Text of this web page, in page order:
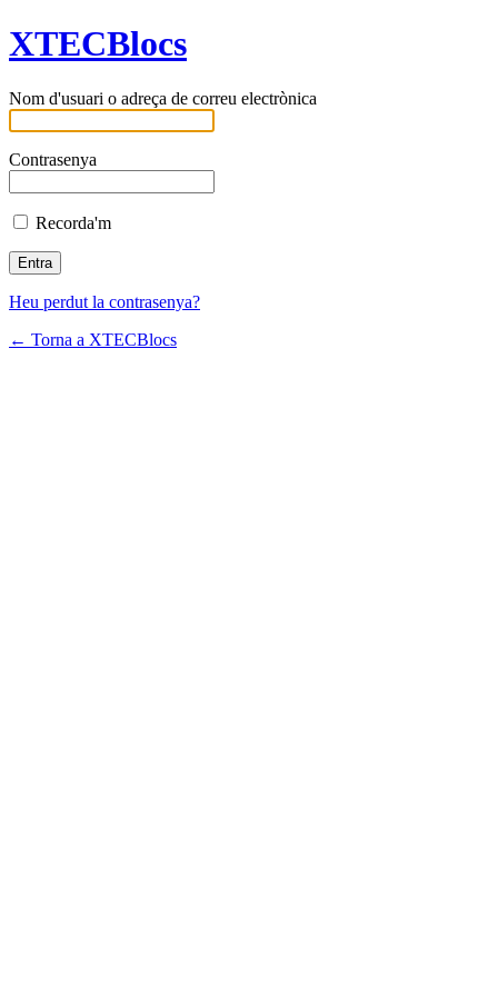
XTECBlocs
Nom d'usuari o adreça de correu electrònica
Contrasenya
Recorda'm
Heu perdut la contrasenya?
← Torna a XTECBlocs